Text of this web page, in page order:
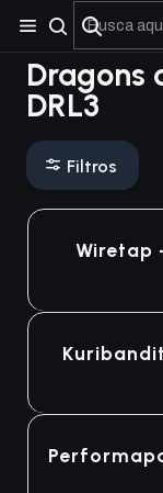
No olviden
Dragons
DRL3
Filtros
Wiretap